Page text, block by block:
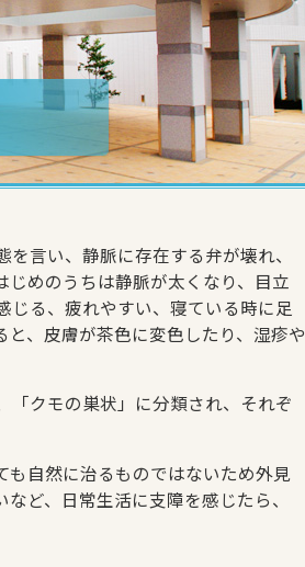
言い、静脈に存在する弁が壊れ、
めのうちは静脈が太くなり、目立
じる、疲れやすい、寝ている時に足
、皮膚が茶色に変色したり、湿疹や
「クモの巣状」に分類され、それぞ
自然に治るものではないため外見
ど、日常生活に支障を感じたら、